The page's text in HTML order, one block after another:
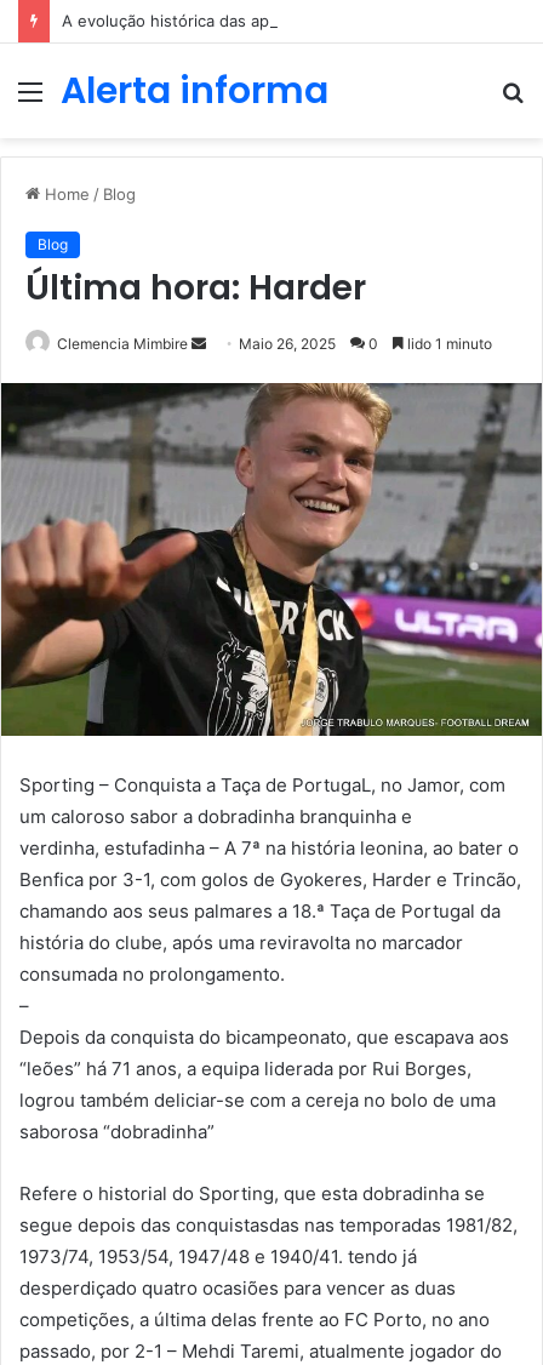
A evolução histórica das apostas ao longo dos séculos
MenuAlerta informa
Home / Blog
Blog
Última hora: Harder
Clemencia Mimbire
Send
email
Maio 26, 2025 0 lido 1 minuto
Sporting – Conquista a Taça de PortugaL, no Jamor, com
um caloroso sabor a dobradinha branquinha e
verdinha, estufadinha – A 7ª na história leonina, ao bater o
Benfica por 3-1, com golos de Gyokeres, Harder e Trincão,
chamando aos seus palmares a 18.ª Taça de Portugal da
história do clube, após uma reviravolta no marcador
consumada no prolongamento.
–
Depois da conquista do bicampeonato, que escapava aos
“leões” há 71 anos, a equipa liderada por Rui Borges,
logrou também deliciar-se com a cereja no bolo de uma
saborosa “dobradinha”
Refere o historial do Sporting, que esta dobradinha se
segue depois das conquistasdas nas temporadas 1981/82,
1973/74, 1953/54, 1947/48 e 1940/41. tendo já
desperdiçado quatro ocasiões para vencer as duas
competições, a última delas frente ao FC Porto, no ano
passado, por 2-1 – Mehdi Taremi, atualmente jogador do